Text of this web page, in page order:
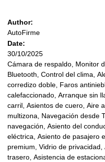
Author:
AutoFirme
Date:
30/10/2025
Cámara de respaldo, Monitor
Bluetooth, Control del clima,
corredizo doble, Faros
calefaccionado, Arranque sin
carril, Asientos de cuero, Aire
multizona, Navegación desde
navegación, Asiento del
eléctrica, Asiento de pasajero
premium, Vidrio de
trasero, Asistencia de